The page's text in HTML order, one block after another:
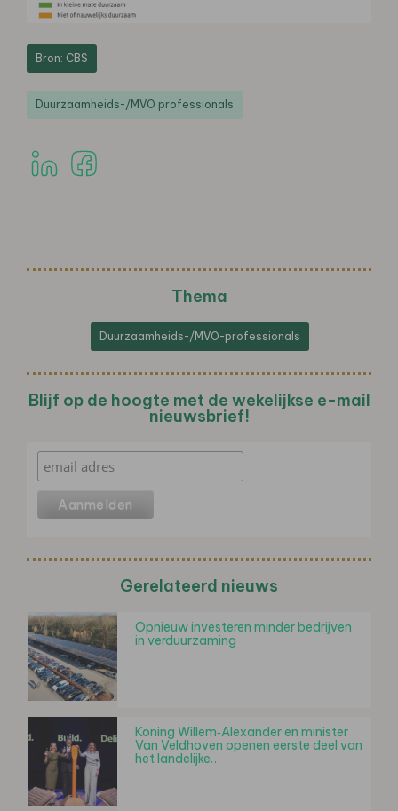
Bron: CBS
Duurzaamheids-/MVO professionals
Thema
Duurzaamheids-/MVO-professionals
Blijf op de hoogte met de wekelijkse e-mail
nieuwsbrief!
Gerelateerd nieuws
Opnieuw investeren minder bedrijven
in verduurzaming
Koning Willem‑Alexander en minister
Van Veldhoven openen eerste deel van
het landelijke…